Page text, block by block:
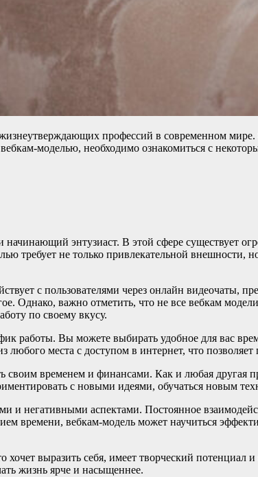
профессий в современном мире.
моделью, необходимо ознакомиться с
энтузиаст. В этой сфере существует
требует не только привлекательной внешности,
с пользователями через онлайн видеочаты,
Однако, важно отметить, что не все вебкам
по своему вкусу.
работы. Вы можете выбирать удобное для вас
места с доступом в интернет, что
своим временем и финансами. Как и любая другая
с новыми идеями, обучаться новым
и негативными аспектами. Постоянное
времени, вебкам-модель может научиться
выразить себя, имеет творческий потенциал
жизнь ярче и насыщеннее.